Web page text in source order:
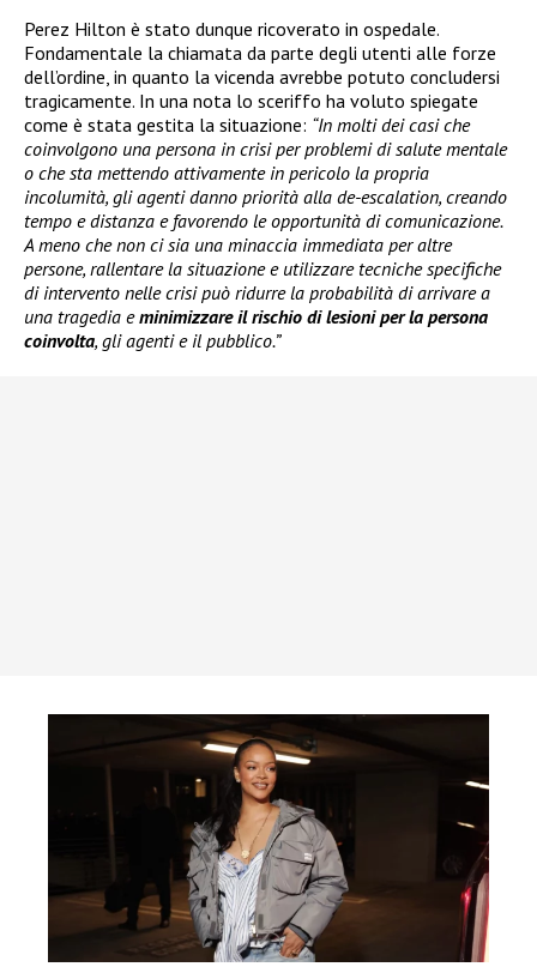
Perez Hilton è stato dunque ricoverato in ospedale.
Fondamentale la chiamata da parte degli utenti alle forze
dell’ordine, in quanto la vicenda avrebbe potuto concludersi
tragicamente. In una nota lo sceriffo ha voluto spiegate
come è stata gestita la situazione: “In molti dei casi che
coinvolgono una persona in crisi per problemi di salute mentale
o che sta mettendo attivamente in pericolo la propria
incolumità, gli agenti danno priorità alla de-escalation, creando
tempo e distanza e favorendo le opportunità di comunicazione.
A meno che non ci sia una minaccia immediata per altre
persone, rallentare la situazione e utilizzare tecniche specifiche
di intervento nelle crisi può ridurre la probabilità di arrivare a
una tragedia eminimizzare il rischio di lesioni per la persona
coinvolta, gli agenti e il pubblico.”